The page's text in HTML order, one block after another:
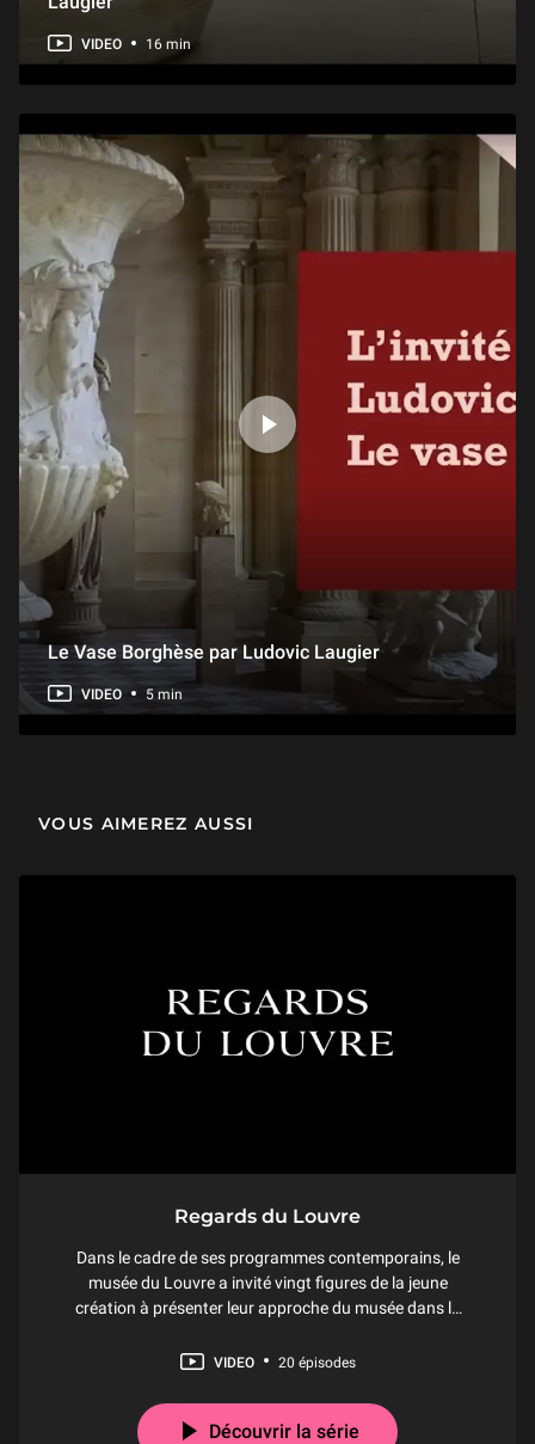
VIDEO 16 min
Le Vase Borghèse par Ludovic Laugier
VIDEO 5 min
VOUS AIMEREZ AUSSI
Regards du Louvre
Dans le cadre de ses programmes contemporains, le
musée du Louvre a invité vingt figures de la jeune
création à présenter leur approche du musée dans la
initiative, « Regards du Louvre », rassemble des
des
VIDEO 20 épisodes
Découvrir la série